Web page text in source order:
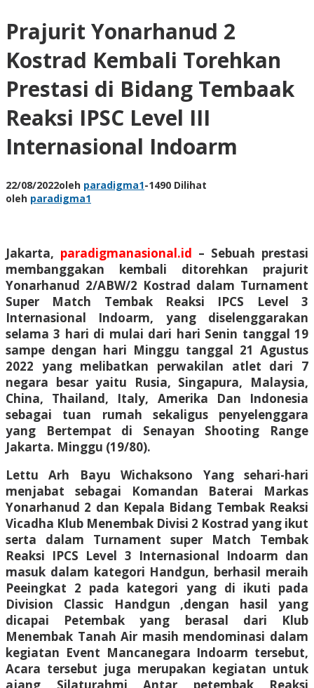
Prajurit Yonarhanud 2
Kostrad Kembali Torehkan
Prestasi di Bidang Tembaak
Reaksi IPSC Level III
Internasional Indoarm
22/08/2022oleh paradigma1-1490 Dilihat
oleh paradigma1
Jakarta, paradigmanasional.id – Sebuah prestasi
membanggakan kembali ditorehkan prajurit
Yonarhanud 2/ABW/2 Kostrad dalam Turnament
Super Match Tembak Reaksi IPCS Level 3
Internasional Indoarm, yang diselenggarakan
selama 3 hari di mulai dari hari Senin tanggal 19
sampe dengan hari Minggu tanggal 21 Agustus
2022 yang melibatkan perwakilan atlet dari 7
negara besar yaitu Rusia, Singapura, Malaysia,
China, Thailand, Italy, Amerika Dan Indonesia
sebagai tuan rumah sekaligus penyelenggara
yang Bertempat di Senayan Shooting Range
Jakarta. Minggu (19/80).
Lettu Arh Bayu Wichaksono Yang sehari-hari
menjabat sebagai Komandan Baterai Markas
Yonarhanud 2 dan Kepala Bidang Tembak Reaksi
Vicadha Klub Menembak Divisi 2 Kostrad yang ikut
serta dalam Turnament super Match Tembak
Reaksi IPCS Level 3 Internasional Indoarm dan
masuk dalam kategori Handgun, berhasil meraih
Peeingkat 2 pada kategori yang di ikuti pada
Division Classic Handgun ,dengan hasil yang
dicapai Petembak yang berasal dari Klub
Menembak Tanah Air masih mendominasi dalam
kegiatan Event Mancanegara Indoarm tersebut,
Acara tersebut juga merupakan kegiatan untuk
ajang Silaturahmi Antar petembak Reaksi